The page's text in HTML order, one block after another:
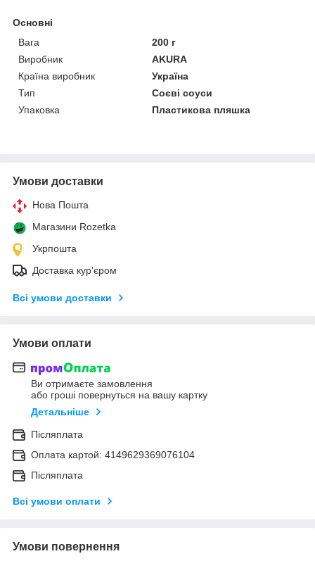
Основні
Вага
200 г
Виробник
AKURA
Країна виробник
Україна
Тип
Соєві соуси
Упаковка
Пластикова пляшка
Умови доставки
Нова Пошта
Магазини Rozetka
Укрпошта
Доставка кур'єром
Всі умови доставки
Умови оплати
Ви отримаєте замовлення
або гроші повернуться на вашу картку
Детальніше
Післяплата
Оплата картой: 4149629369076104
Післяплата
Всі умови оплати
Умови повернення